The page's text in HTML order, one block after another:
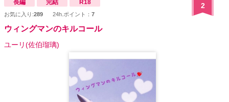
長編 完結 R18
お気に入り:289 24h.ポイント： 7
2
ウィングマンのキルコール
ユーリ(佐伯瑠璃)